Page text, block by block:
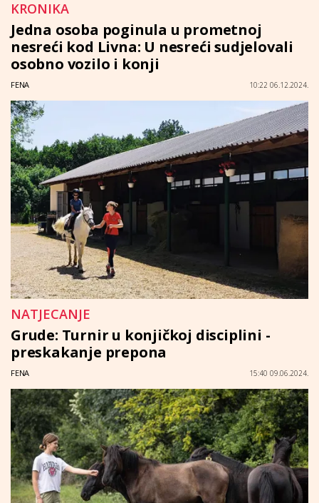
KRONIKA
Jedna osoba poginula u prometnoj
nesreći kod Livna: U nesreći sudjelovali
osobno vozilo i konji
FENA 10:22 06.12.2024.
NATJECANJE
Grude: Turnir u konjičkoj disciplini -
preskakanje prepona
FENA 15:40 09.06.2024.